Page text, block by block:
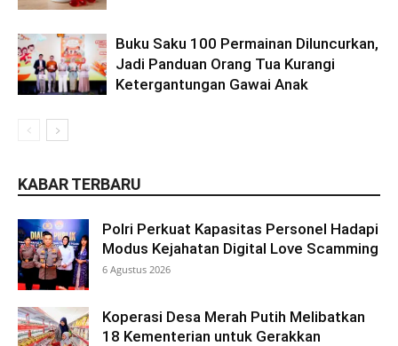
Buku Saku 100 Permainan Diluncurkan,
Jadi Panduan Orang Tua Kurangi
Ketergantungan Gawai Anak
KABAR TERBARU
Polri Perkuat Kapasitas Personel Hadapi
Modus Kejahatan Digital Love Scamming
6 Agustus 2026
Koperasi Desa Merah Putih Melibatkan
18 Kementerian untuk Gerakkan